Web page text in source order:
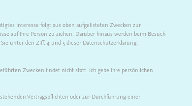
Interesse folgt aus oben aufgelisteten Zwecken zur
auf Ihre Person zu ziehen. Darüber hinaus werden beim Besuch
unter den Ziff. 4 und 5 dieser Datenschutzerklärung.
Zwecken findet nicht statt. Ich gebe Ihre persönlichen
Vertragspflichten oder zur Durchführung einer